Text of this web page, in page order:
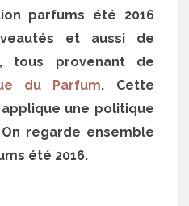
parfums été 2016
et aussi de
tous provenant de
du Parfum. Cette
une politique
regarde ensemble
été 2016.